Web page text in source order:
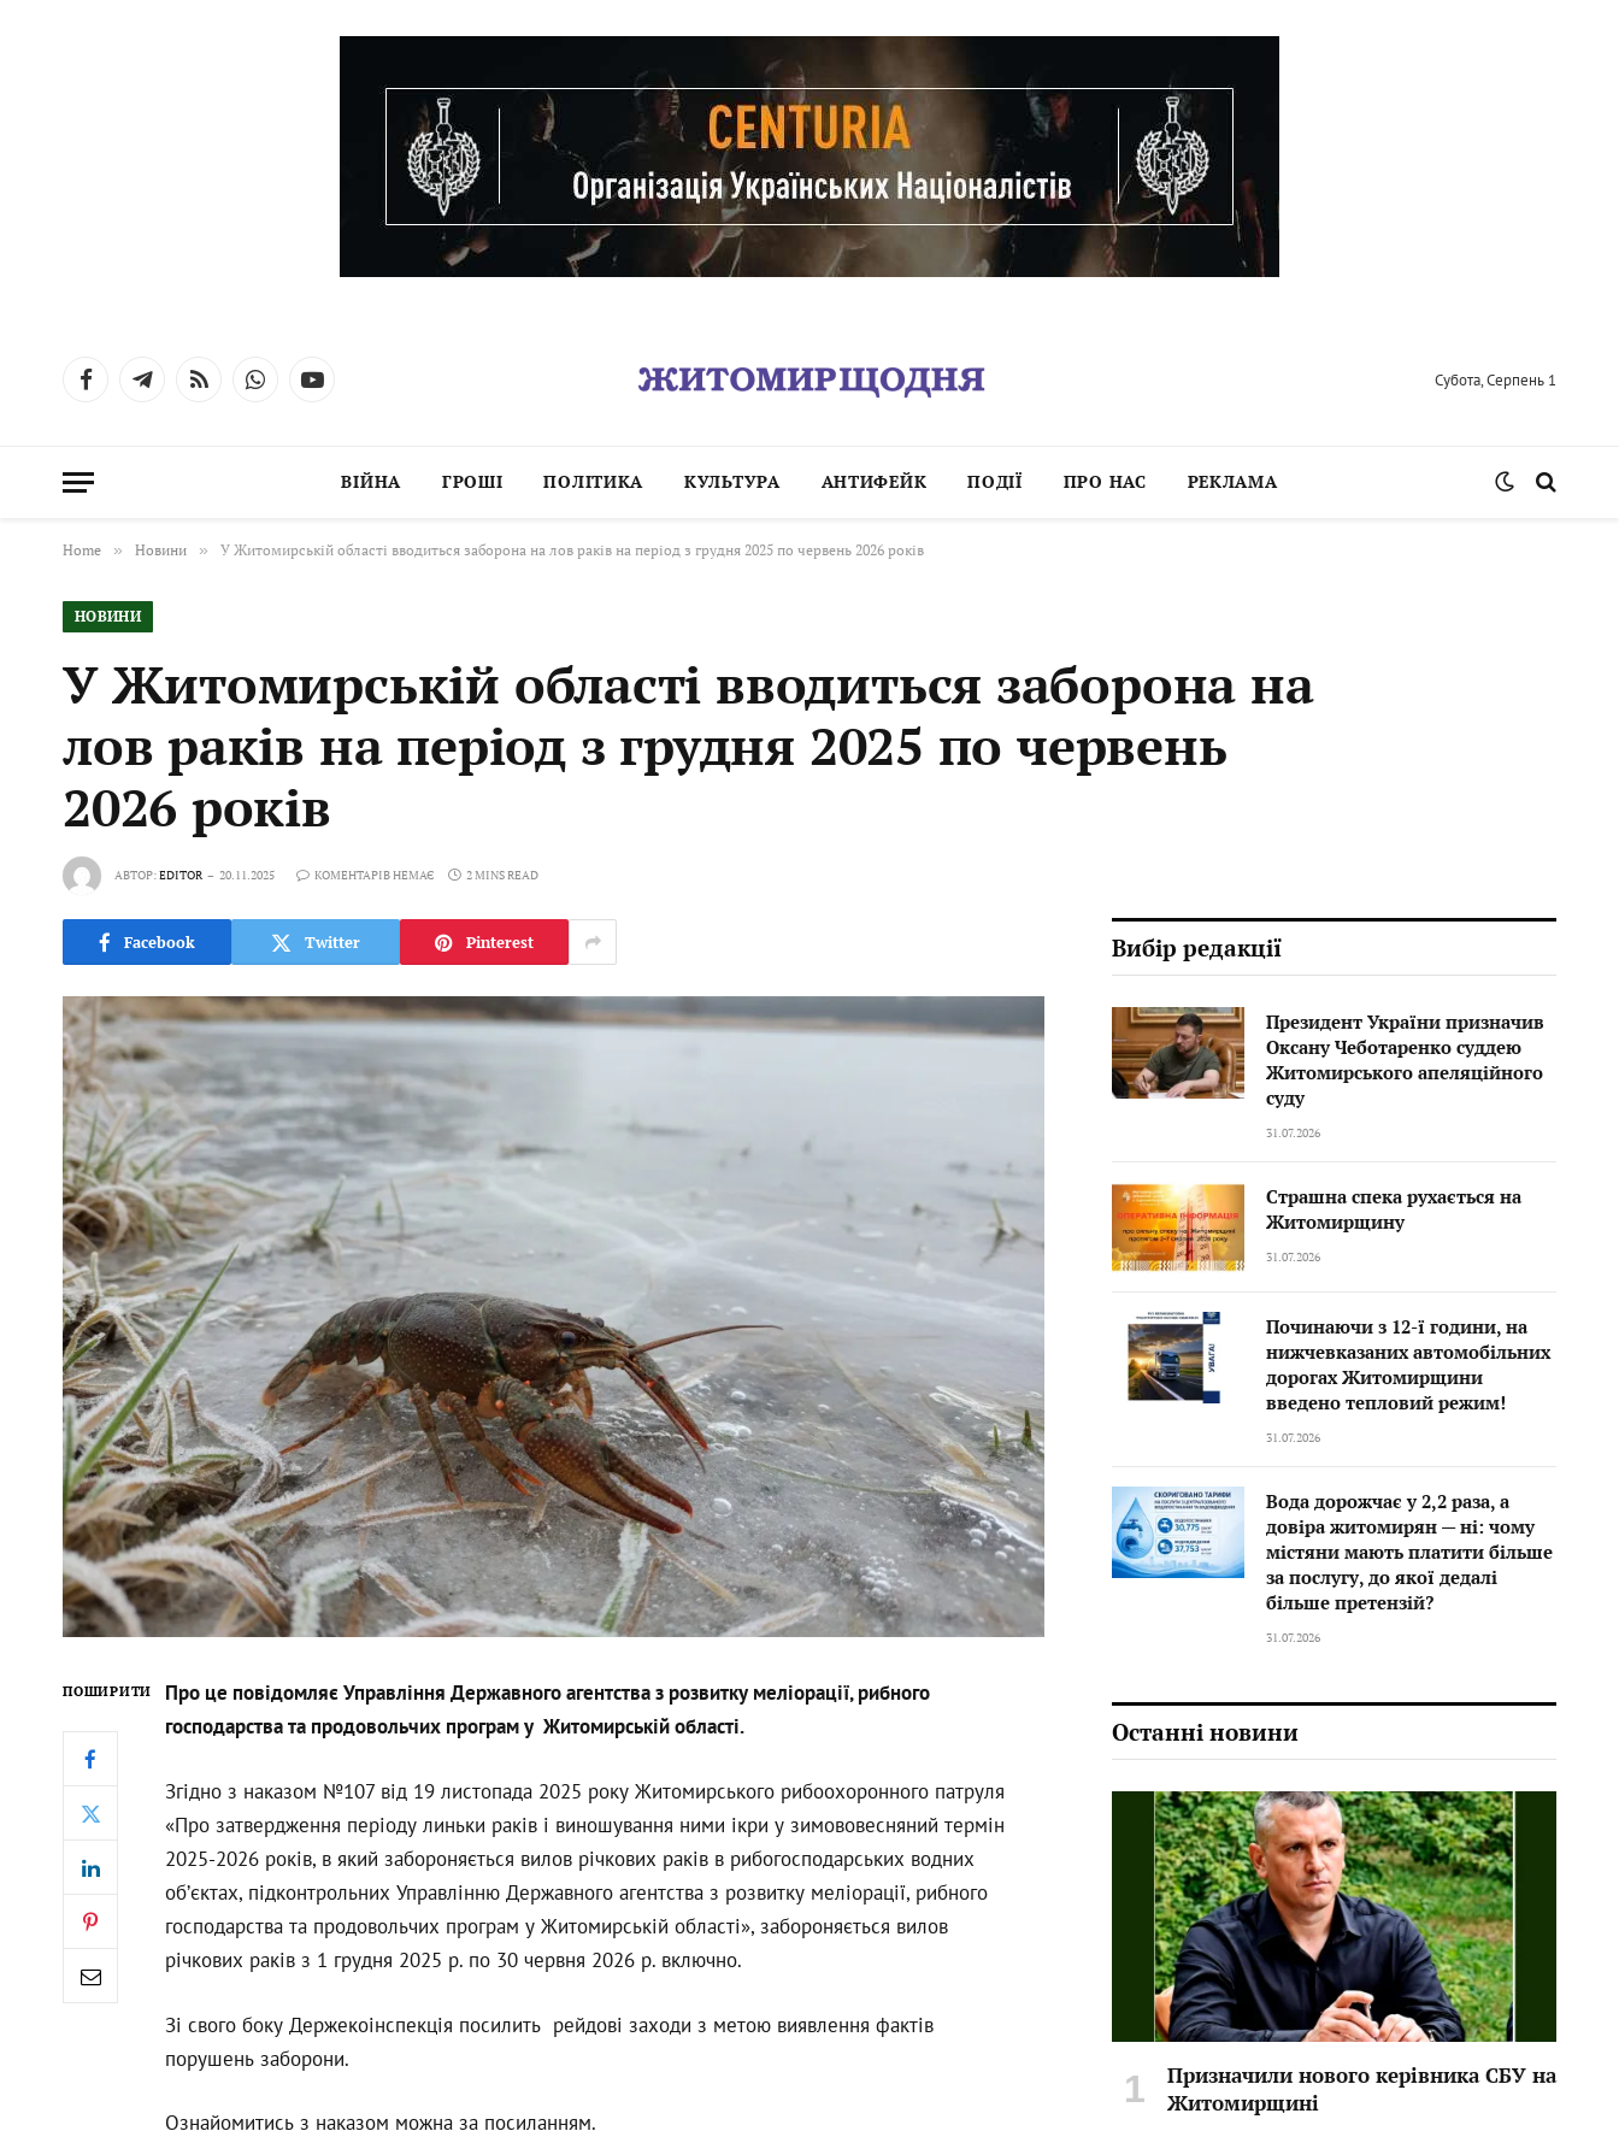
FacebookTelegramRSS WhatsAppYouTube Субота, Серпень 1
ВІЙНА ГРОШІ ПОЛІТИКА КУЛЬТУРА АНТИФЕЙК ПОДІЇ ПРО НАС РЕКЛАМА
Home » Новини » У Житомирській області вводиться заборона на лов раків на період з грудня 2025 по червень 2026 років
НОВИНИ
У Житомирській області вводиться заборона на
лов раків на період з грудня 2025 по червень
2026 років
АВТОР:EDITOR 20.11.2025 КОМЕНТАРІВ НЕМАЄ 2 MINS READ
Facebook Twitter Pinterest
ПОШИРИТИ
Про це повідомляє Управління Державного агентства з розвитку меліорації, рибного
господарства та продовольчих програм у Житомирській області.
Згідно з наказом №107 від 19 листопада 2025 року Житомирського рибоохоронного патруля
«Про затвердження періоду линьки раків і виношування ними ікри у зимововесняний термін
2025-2026 років, в який забороняється вилов річкових раків в рибогосподарських водних
об’єктах, підконтрольних Управлінню Державного агентства з розвитку меліорації, рибного
господарства та продовольчих програм у Житомирській області», забороняється вилов
річкових раків з 1 грудня 2025 р. по 30 червня 2026 р. включно.
Зі свого боку Держекоінспекція посилить рейдові заходи з метою виявлення фактів
порушень заборони.
Ознайомитись з наказом можна за посиланням.
Вибір редакції
Президент України призначив
Оксану Чеботаренко суддею
Житомирського апеляційного
суду
31.07.2026
Страшна спека рухається на
Житомирщину
31.07.2026
Починаючи з 12-ї години, на
нижчевказаних автомобільних
дорогах Житомирщини
введено тепловий режим!
31.07.2026
Вода дорожчає у 2,2 раза, а
довіра житомирян — ні: чому
містяни мають платити більше
за послугу, до якої дедалі
більше претензій?
31.07.2026
Останні новини
Призначили нового керівника СБУ на
Житомирщині